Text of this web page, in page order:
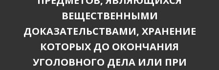
ВЕЩЕСТВЕННЫМИ
ДОКАЗАТЕЛЬСТВАМИ, ХРАНЕНИЕ
КОТОРЫХ ДО ОКОНЧАНИЯ
УГОЛОВНОГО ДЕЛА ИЛИ ПРИ